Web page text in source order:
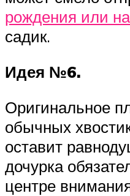
рождения или
садик.
Идея №6.
Оригинальное
обычных
оставит
дочурка
центре